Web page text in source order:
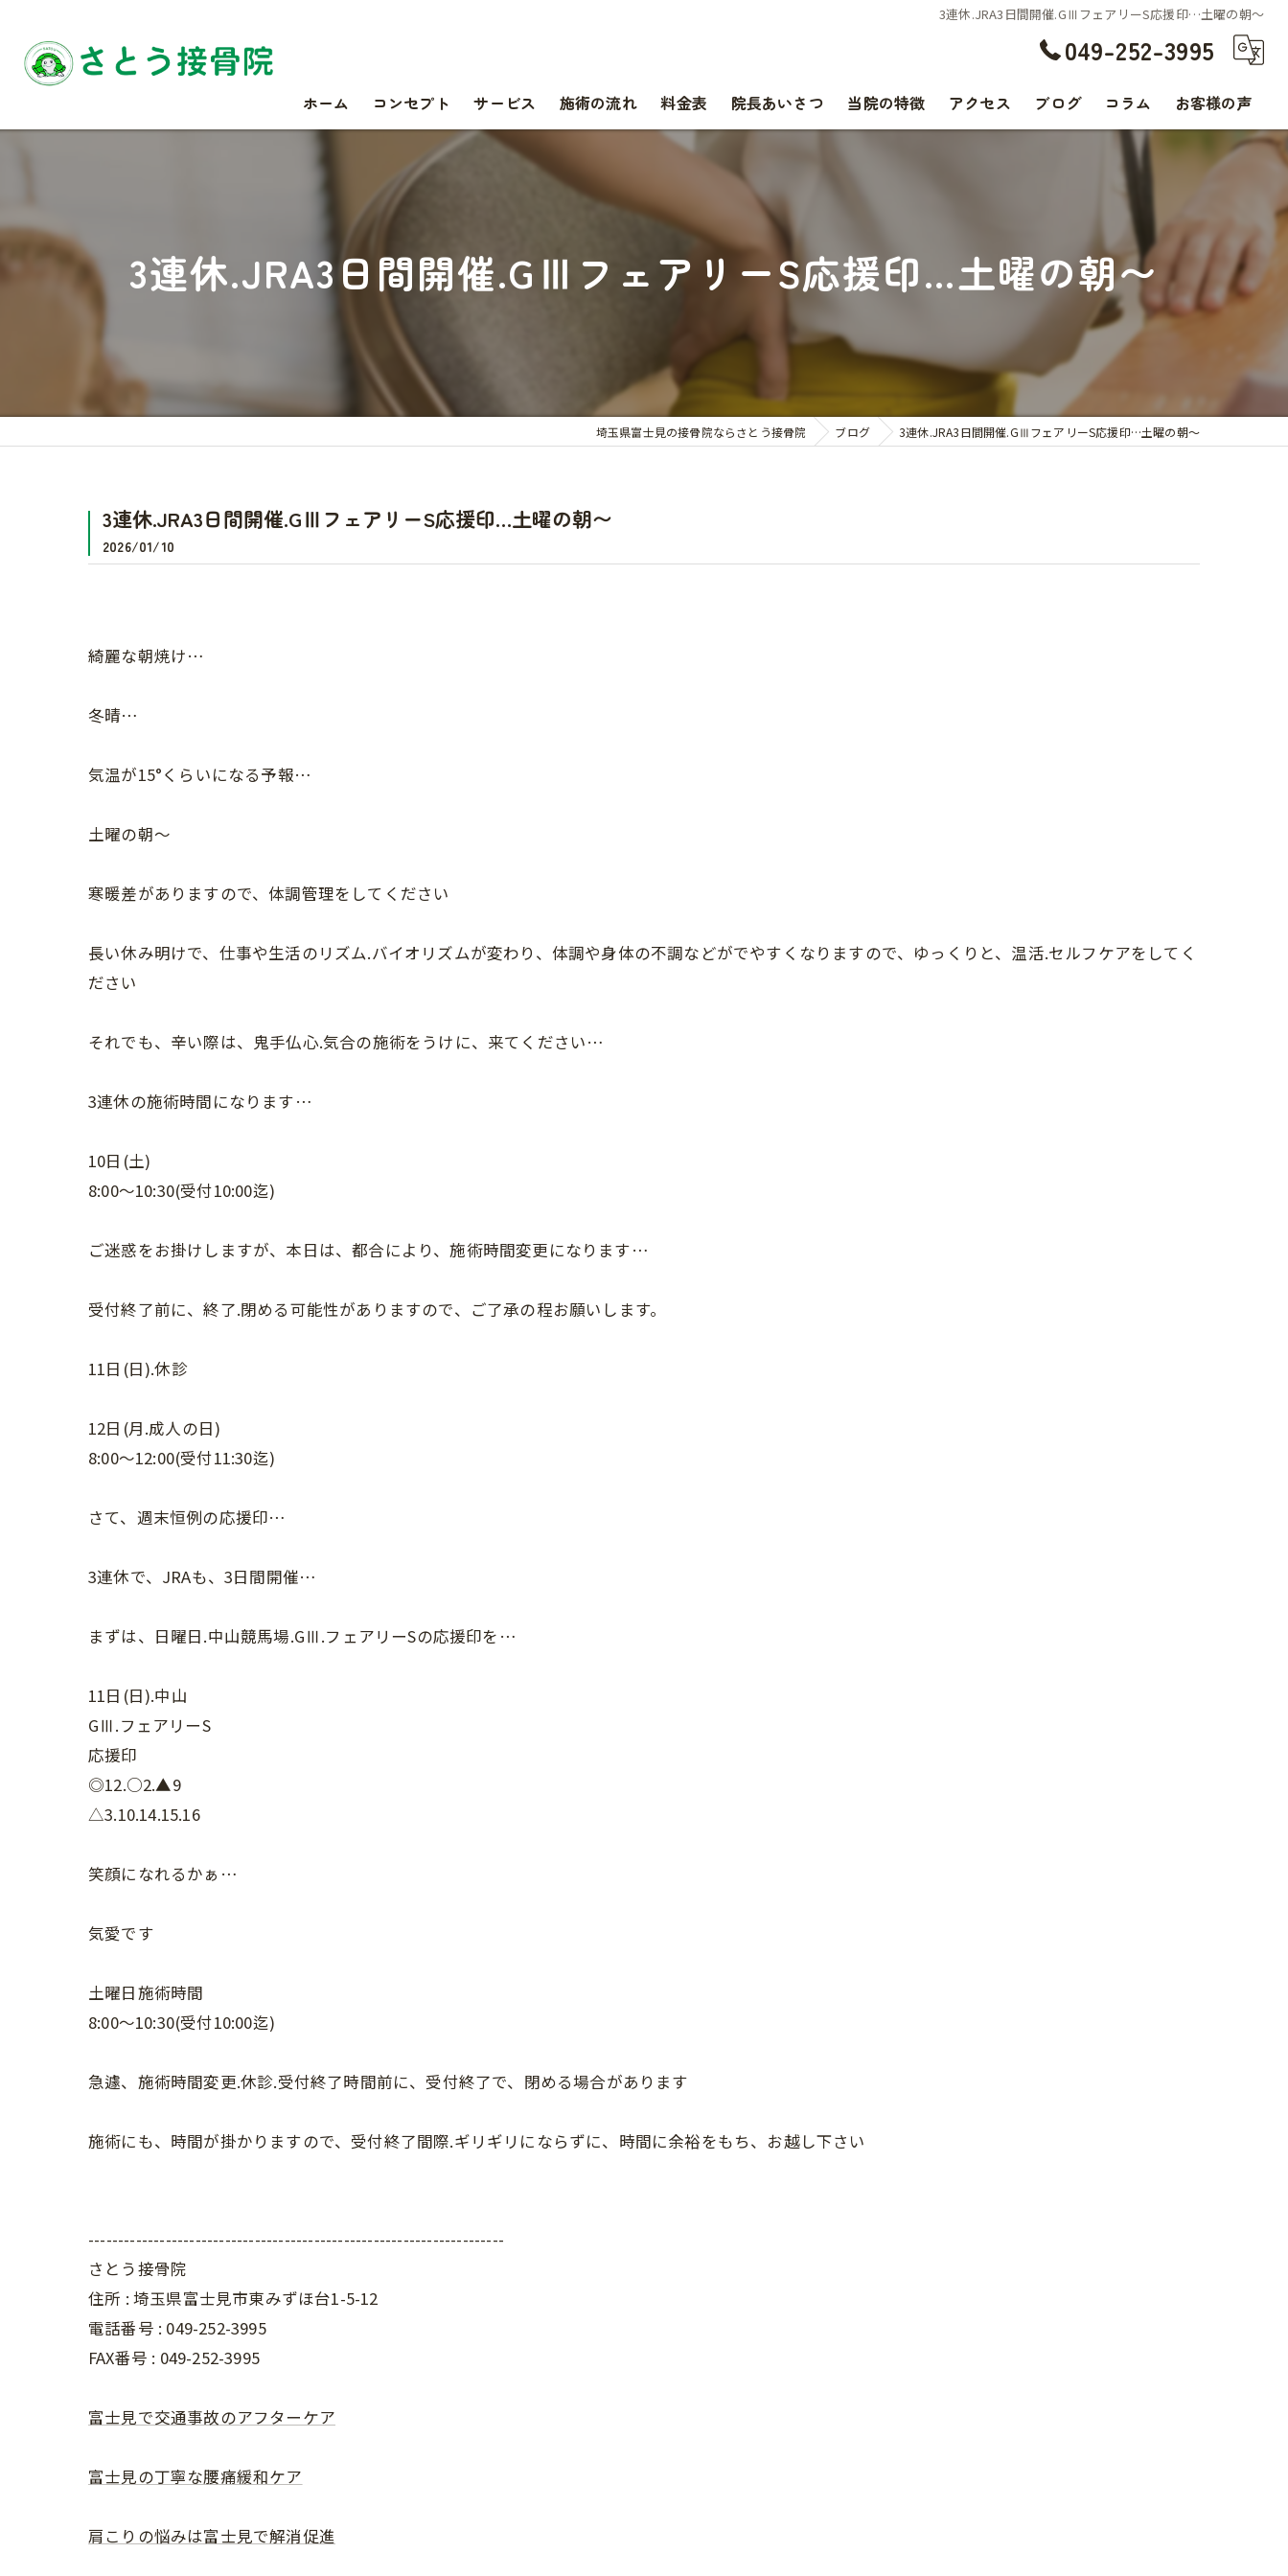
3連休.JRA3日間開催.GⅢフェアリーS応援印…土曜の朝〜
049-252-3995
ホーム コンセプト サービス 施術の流れ 料金表 院長あいさつ 当院の特徴
肩こり
スポーツ
アクセス ブログ コラム お客様の声
3連休.JRA3日間開催.GⅢフェアリーS応援印…土曜の朝〜
埼玉県富士見の接骨院ならさとう接骨院 ブログ 3連休.JRA3日間開催.GⅢフェアリーS応援印…土曜の朝〜
3連休.JRA3日間開催.GⅢフェアリーS応援印…土曜の朝〜
2026/01/10
綺麗な朝焼け…
冬晴…
気温が15°くらいになる予報…
土曜の朝〜
寒暖差がありますので、体調管理をしてください
長い休み明けで、仕事や生活のリズム.バイオリズムが変わり、体調や身体の不調などがでやすくなりますので、ゆっくりと、温活.セルフケアをしてく
ださい
それでも、辛い際は、鬼手仏心.気合の施術をうけに、来てください…
3連休の施術時間になります…
10日(土)
8:00〜10:30(受付10:00迄)
ご迷惑をお掛けしますが、本日は、都合により、施術時間変更になります…
受付終了前に、終了.閉める可能性がありますので、ご了承の程お願いします。
11日(日).休診
12日(月.成人の日)
8:00〜12:00(受付11:30迄)
さて、週末恒例の応援印…
3連休で、JRAも、3日間開催…
まずは、日曜日.中山競馬場.GⅢ.フェアリーSの応援印を…
11日(日).中山
GⅢ.フェアリーS
応援印
◎12.○2.▲9
△3.10.14.15.16
笑顔になれるかぁ…
気愛です
土曜日施術時間
8:00〜10:30(受付10:00迄)
急遽、施術時間変更.休診.受付終了時間前に、受付終了で、閉める場合があります
施術にも、時間が掛かりますので、受付終了間際.ギリギリにならずに、時間に余裕をもち、お越し下さい
----------------------------------------------------------------------
さとう接骨院
住所 : 埼玉県富士見市東みずほ台1-5-12
電話番号 : 049-252-3995
FAX番号 : 049-252-3995
富士見で交通事故のアフターケア
富士見の丁寧な腰痛緩和ケア
肩こりの悩みは富士見で解消促進